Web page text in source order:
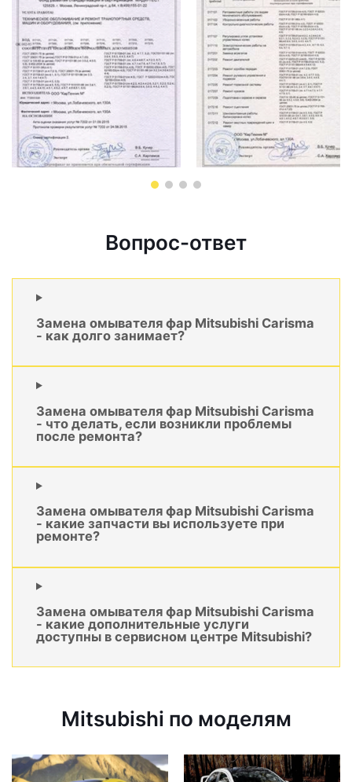
Вопрос-ответ
Замена омывателя фар Mitsubishi Carisma
- как долго занимает?
Замена омывателя фар Mitsubishi Carisma
- что делать, если возникли проблемы
после ремонта?
Замена омывателя фар Mitsubishi Carisma
- какие запчасти вы используете при
ремонте?
Замена омывателя фар Mitsubishi Carisma
- какие дополнительные услуги
доступны в сервисном центре Mitsubishi?
Mitsubishi по моделям